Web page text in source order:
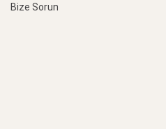
Bize Sorun